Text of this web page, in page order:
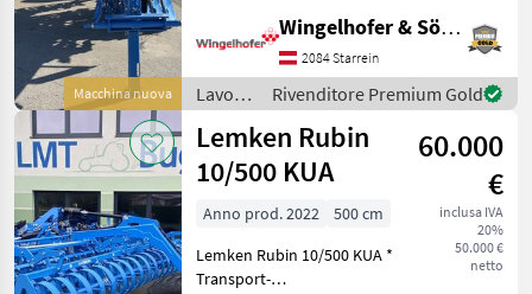
Macchina nuova
Typengenehmigung - EU
Konform - Arbeitsbreite 5m
- Klappbar aufgesattelt -
Doppelprofilwalze DPW D5
Wingelhofer & Söhne GmbH
2084 Starrein
Lavorazione
terreno
/
Lemken
Rivenditore Premium Gold
Lemken Rubin
10/500 KUA
60.000
€
inclusa IVA
20%
50.000 €
netto
Anno prod. 2022
500 cm
Lemken Rubin 10/500 KUA *
Transport-